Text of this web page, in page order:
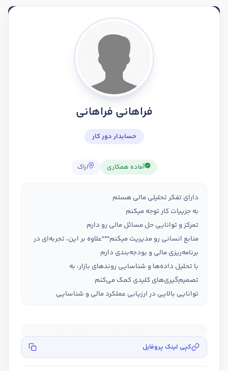
فراهانی فراهانی
حسابدار دور کار
آماده همکاری اراک
دارای تفکر تحلیلی مالی هستم
به جزییات کار توجه میکنم
تمرکز و توانایی حل مسائل مالی رو دارم
منابع انسانی رو مدیریت میکنم"""علاوه بر این، تجربه‌ای در
برنامه‌ریزی مالی و بودجه‌بندی دارم
با تحلیل داده‌ها و شناسایی روندهای بازار، به
تصمیم‌گیری‌های کلیدی کمک می‌کنم
توانایی بالایی در ارزیابی عملکرد مالی و شناسایی
اهداف سازمانی برقرار می‌کنم"""
کپی لینک پروفایل